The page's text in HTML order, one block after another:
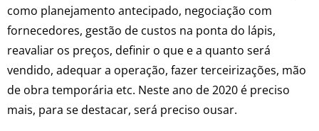
como planejamento antecipado, negociação com
fornecedores, gestão de custos na ponta do lápis,
reavaliar os preços, definir o que e a quanto será
vendido, adequar a operação, fazer terceirizações, mão
de obra temporária etc. Neste ano de 2020 é preciso
mais, para se destacar, será preciso ousar.